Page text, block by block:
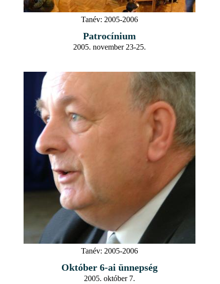
Tanév: 2005-2006
Patrocínium
2005. november 23-25.
Tanév: 2005-2006
Október 6-ai ünnepség
2005. október 7.